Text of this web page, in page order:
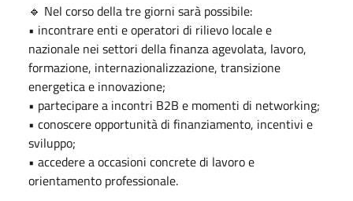
🔹 Nel corso della tre giorni sarà possibile:
• incontrare enti e operatori di rilievo locale e
nazionale nei settori della finanza agevolata, lavoro,
formazione, internazionalizzazione, transizione
energetica e innovazione;
• partecipare a incontri B2B e momenti di networking;
• conoscere opportunità di finanziamento, incentivi e
sviluppo;
• accedere a occasioni concrete di lavoro e
orientamento professionale.